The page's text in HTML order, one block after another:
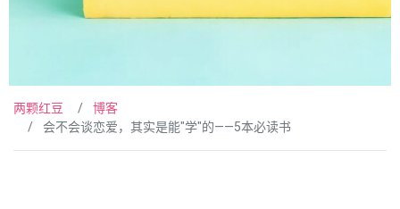
两颗红豆
博客
会不会谈恋爱，其实是能"学"的——5本必读书